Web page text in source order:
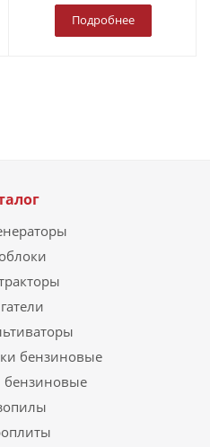
Подробнее
бензиновые